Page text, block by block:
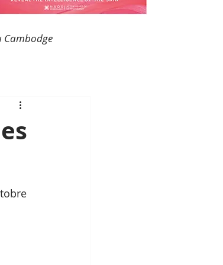
Cambodge